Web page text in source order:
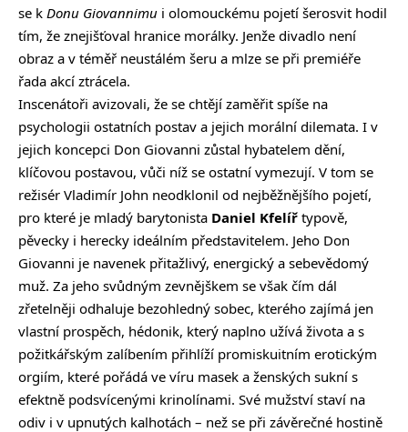
se k Donu Giovannimu i olomouckému pojetí šerosvit hodil
tím, že znejišťoval hranice morálky. Jenže divadlo není
obraz a v téměř neustálém šeru a mlze se při premiéře
řada akcí ztrácela.
Inscenátoři avizovali, že se chtějí zaměřit spíše na
psychologii ostatních postav a jejich morální dilemata. I v
jejich koncepci Don Giovanni zůstal hybatelem dění,
klíčovou postavou, vůči níž se ostatní vymezují. V tom se
režisér Vladimír John neodklonil od nejběžnějšího pojetí,
pro které je mladý barytonista Daniel Kfelíř typově,
pěvecky i herecky ideálním představitelem. Jeho Don
Giovanni je navenek přitažlivý, energický a sebevědomý
muž. Za jeho svůdným zevnějškem se však čím dál
zřetelněji odhaluje bezohledný sobec, kterého zajímá jen
vlastní prospěch, hédonik, který naplno užívá života a s
požitkářským zalíbením přihlíží promiskuitním erotickým
orgiím, které pořádá ve víru masek a ženských sukní s
efektně podsvícenými krinolínami. Své mužství staví na
odiv i v upnutých kalhotách – než se při závěrečné hostině